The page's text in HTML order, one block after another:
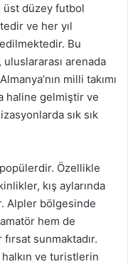
üst düzey futbol
ve her yıl
Bu
arenada
milli takımı
haline gelmiştir ve
sık sık
popülerdir. Özellikle
kış aylarında
Alpler bölgesinde
hem de
sunmaktadır.
halkın ve turistlerin